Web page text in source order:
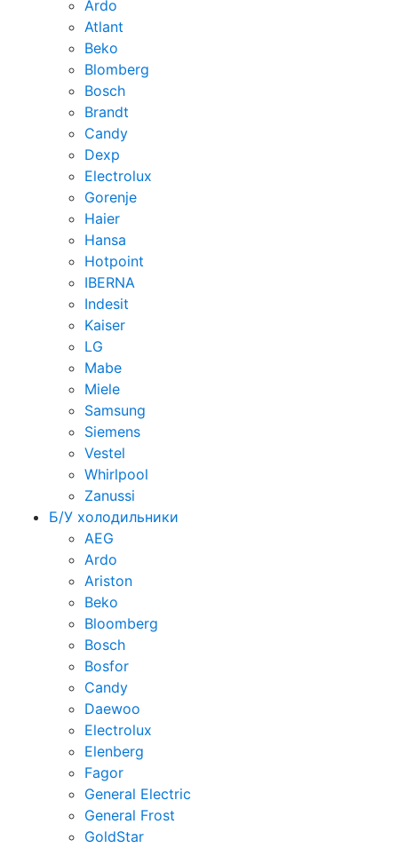
Ardo
Atlant
Beko
Blomberg
Bosch
Brandt
Candy
Dexp
Electrolux
Gorenje
Haier
Hansa
Hotpoint
IBERNA
Indesit
Kaiser
LG
Mabe
Miele
Samsung
Siemens
Vestel
Whirlpool
Zanussi
Б/У холодильники
AEG
Ardo
Ariston
Beko
Bloomberg
Bosch
Bosfor
Candy
Daewoo
Electrolux
Elenberg
Fagor
General Electric
General Frost
GoldStar